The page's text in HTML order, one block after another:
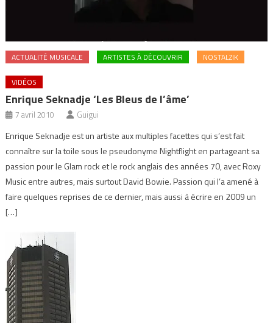
ACTUALITÉ MUSICALE ARTISTES À DÉCOUVRIR NOSTALZIK
VIDÉOS
Enrique Seknadje ‘Les Bleus de l’âme’
7 avril 2010 Guigui
Enrique Seknadje est un artiste aux multiples facettes qui s’est fait
connaître sur la toile sous le pseudonyme Nightflight en partageant sa
passion pour le Glam rock et le rock anglais des années 70, avec Roxy
Music entre autres, mais surtout David Bowie. Passion qui l’a amené à
faire quelques reprises de ce dernier, mais aussi à écrire en 2009 un
[…]